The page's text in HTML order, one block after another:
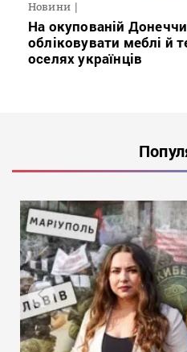
Новини
На окупованій
обліковувати меблі й
оселях українців